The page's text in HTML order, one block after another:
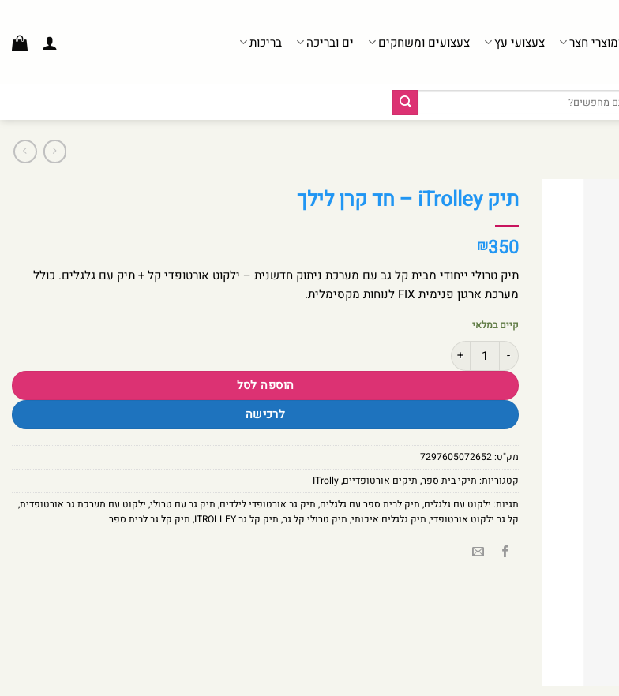
חצר צעצועי עץ צעצועים ומשחקים ים ובריכה בריכות
תיק iTrolley – חד קרן לילך
₪350
תיק טרולי ייחודי מבית קל גב עם מערכת ניתוק חדשנית – ילקוט אורטופדי קל + תיק עם גלגלים. כולל
מערכת ארגון פנימית FIX לנוחות מקסימלית.
קיים במלאי
כמות של תיק iTrolley - חד קרן לילך
הוספה לסל
לרכישה
מק"ט:7297605072652
קטגוריות: תיקי בית ספר, תיקים אורטופדיים,
ITrolly
תגיות: ילקוט עם גלגלים, תיק לבית ספר עם גלגלים, תיק גב אורטופדי לילדים, תיק גב עם טרולי, ילקוט עם מערכת גב אורטופדית,
קל גב ילקוט אורטופדי, תיק גלגלים איכותי, תיק טרולי קל גב, תיק קל גב ITROLLEY , תיק קל גב לבית ספר